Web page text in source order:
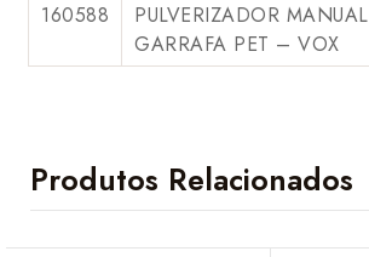
160588
PULVERIZADOR MANUAL
GARRAFA PET – VOX
Produtos Relacionados